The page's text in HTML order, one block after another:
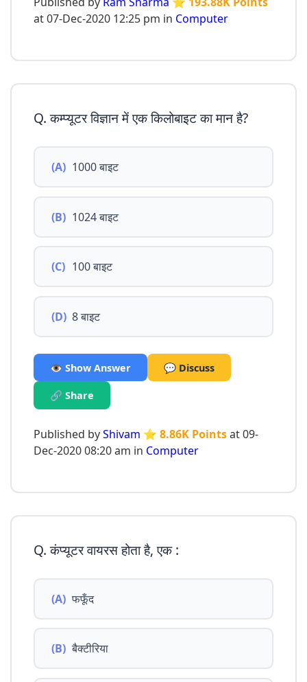
at 07-Dec-2020 12:25 pm in Computer
Q. कम्प्यूटर विज्ञान में एक किलोबाइट का मान है?
(A) 1000 बाइट
(B) 1024 बाइट
(C) 100 बाइट
(D) 8 बाइट
👁️ Show Answer 💬 Discuss
🔗 Share
Published byShivam ⭐ 8.86K Pointsat 09-
Dec-2020 08:20 am in Computer
Q. कंप्यूटर वायरस होता है, एक :
(A) फफूँद
(B) बैक्टीरिया